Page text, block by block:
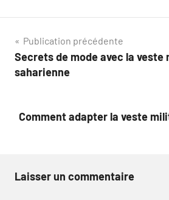
Navigation
de
Publication précédente
Secrets de mode avec la
saharienne
Comment adapter la veste
Laisser un commentaire